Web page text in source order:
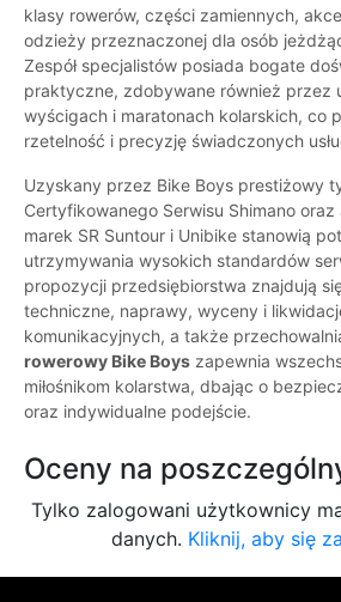
klasy rowerów, części zamiennych,
odzieży przeznaczonej dla osób
Zespół specjalistów posiada bogate
praktyczne, zdobywane również przez
wyścigach i maratonach kolarskich, co
rzetelność i precyzję świadczonych
Uzyskany przez Bike Boys prestiżowy
Certyfikowanego Serwisu Shimano
marek SR Suntour i Unibike stanowią
utrzymywania wysokich standardów
propozycji przedsiębiorstwa znajdują
techniczne, naprawy, wyceny i
komunikacyjnych, a także
rowerowy Bike Boys zapewnia
miłośnikom kolarstwa, dbając o
oraz indywidualne podejście.
Oceny na
Tylko zalogowani użytkownicy
danych. Kliknij, aby się